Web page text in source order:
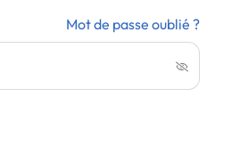
Mot de passe oublié ?